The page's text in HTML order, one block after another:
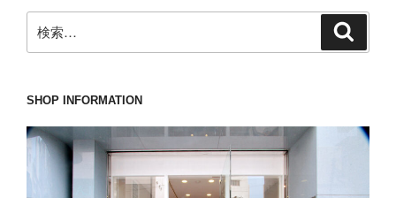
索:
SHOP INFORMATION